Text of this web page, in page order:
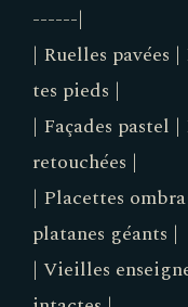
------|
| Ruelles pavées
tes pieds |
| Façades pastel
retouchées |
| Placettes
platanes géants |
| Vieilles